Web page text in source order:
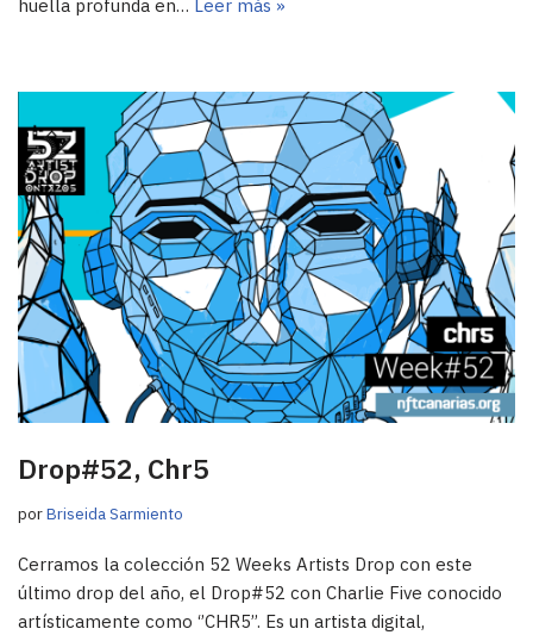
huella profunda en… Leer más »
Drop#52, Chr5
porBriseida Sarmiento
Cerramos la colección 52 Weeks Artists Drop con este
último drop del año, el Drop#52 con Charlie Five conocido
artísticamente como ‘’CHR5’’. Es un artista digital,